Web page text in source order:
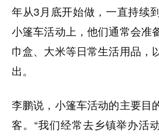
年从3月底开始做，一直持续
小篷车活动上，他们通常会准
巾盒、大米等日常生活用品，
出。
李鹏说，小篷车活动的主要目
客。“我们经常去乡镇举办活